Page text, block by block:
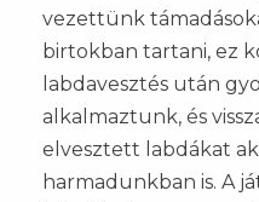
vezettünk
birtokban tartani, ez
labdavesztés után
alkalmaztunk, és
elvesztett labdákat
harmadunkban is. A